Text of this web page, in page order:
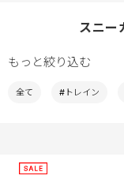
スニー
もっと絞り込む
全て #トレイン